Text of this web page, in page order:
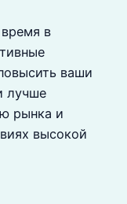
в
ваши
лучше
рынка и
высокой